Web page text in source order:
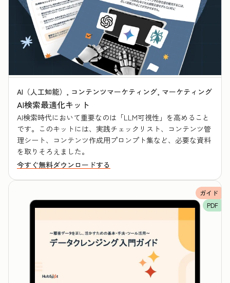
AI（人工知能）, コンテンツマーケティング, マーケティング
AI検索最適化キット
AI検索時代において重要なのは「LLM可視性」を高めること
です。このキットには、実践チェックリスト、コンテンツ管
理シート、コンテンツ作成用プロンプト集など、必要な資料
を取りそろえました。
今すぐ無料ダウンロードする
ガイド
PDF